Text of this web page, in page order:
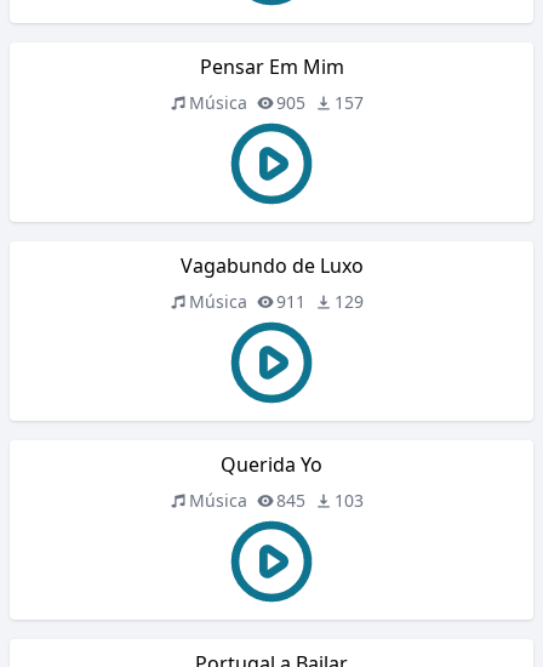
Pensar Em Mim
Música 905 157
Vagabundo de Luxo
Música 911 129
Querida Yo
Música 845 103